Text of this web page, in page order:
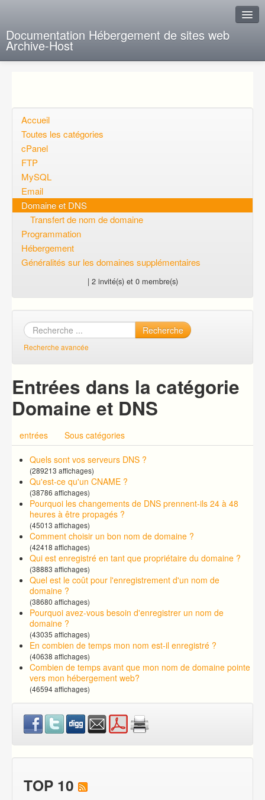
Documentation Hébergement de sites web
Archive-Host
Questions ouvertes
Voulez-vous vous inscrire?
Connexion
Accueil
Toutes les catégories
cPanel
FTP
MySQL
Email
Domaine et DNS
Transfert de nom de domaine
Programmation
Hébergement
Généralités sur les domaines supplémentaires
| 2 invité(s) et 0 membre(s)
Recherche
Recherche avancée
Entrées dans la catégorie
Domaine et DNS
entrées Sous catégories
Quels sont vos serveurs DNS ?
(289213 affichages)
Qu'est-ce qu'un CNAME ?
(38786 affichages)
Pourquoi les changements de DNS prennent-ils 24 à 48
heures à être propagés ?
(45013 affichages)
Comment choisir un bon nom de domaine ?
(42418 affichages)
Qui est enregistré en tant que propriétaire du domaine ?
(38883 affichages)
Quel est le coût pour l'enregistrement d'un nom de
domaine ?
(38680 affichages)
Pourquoi avez-vous besoin d'enregistrer un nom de
domaine ?
(43035 affichages)
En combien de temps mon nom est-il enregistré ?
(40638 affichages)
Combien de temps avant que mon nom de domaine pointe
vers mon hébergement web?
(46594 affichages)
TOP 10